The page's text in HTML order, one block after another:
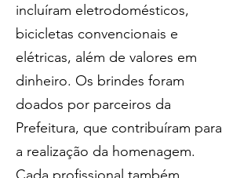
incluíram eletrodomésticos,
bicicletas convencionais e
elétricas, além de valores em
dinheiro. Os brindes foram
doados por parceiros da
Prefeitura, que contribuíram para
a realização da homenagem.